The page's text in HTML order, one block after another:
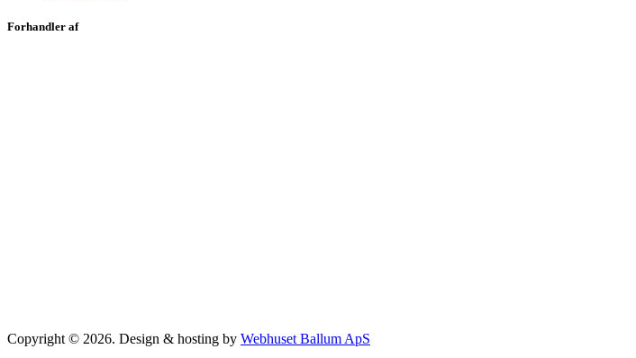
Forhandler af
Copyright © 2026. Design & hosting by Webhuset Ballum ApS